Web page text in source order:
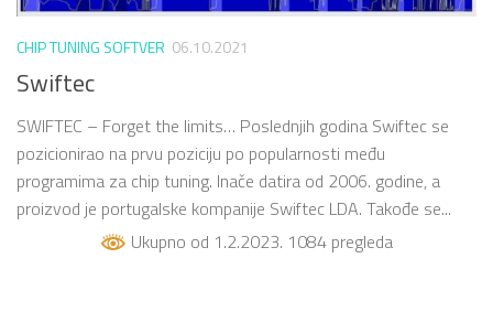
CHIP TUNING SOFTVER 06.10.2021
Swiftec
SWIFTEC – Forget the limits… Poslednjih godina Swiftec se
pozicionirao na prvu poziciju po popularnosti među
programima za chip tuning. Inače datira od 2006. godine, a
proizvod je portugalske kompanije Swiftec LDA. Takođe se...
Ukupno od 1.2.2023. 1084 pregleda